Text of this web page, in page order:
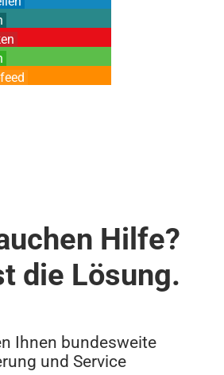
Hilfe?
die Lösung.
Ihnen bundesweite
und Service